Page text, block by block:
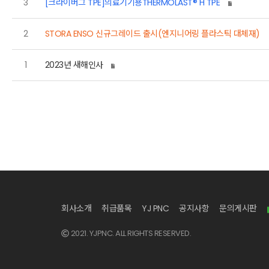
3 [크라이버그 TPE]의료기기용THERMOLAST® H TPE
2 STORA ENSO 신규그레이드 출시(엔지니어링 플라스틱 대체재)
1 2023년 새해인사
회사소개 취급품목 YJ PNC 공지사항 문의게시판
2021. YJPNC. ALL RIGHTS RESERVED.